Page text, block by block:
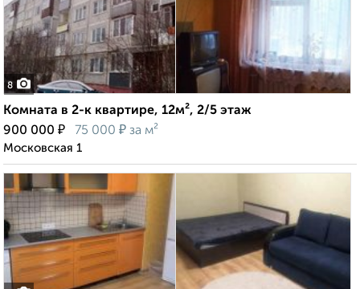
8
Комната в 2-к квартире, 12м², 2/5 этаж
900 000 ₽ 75 000 ₽ за м²
Московская 1